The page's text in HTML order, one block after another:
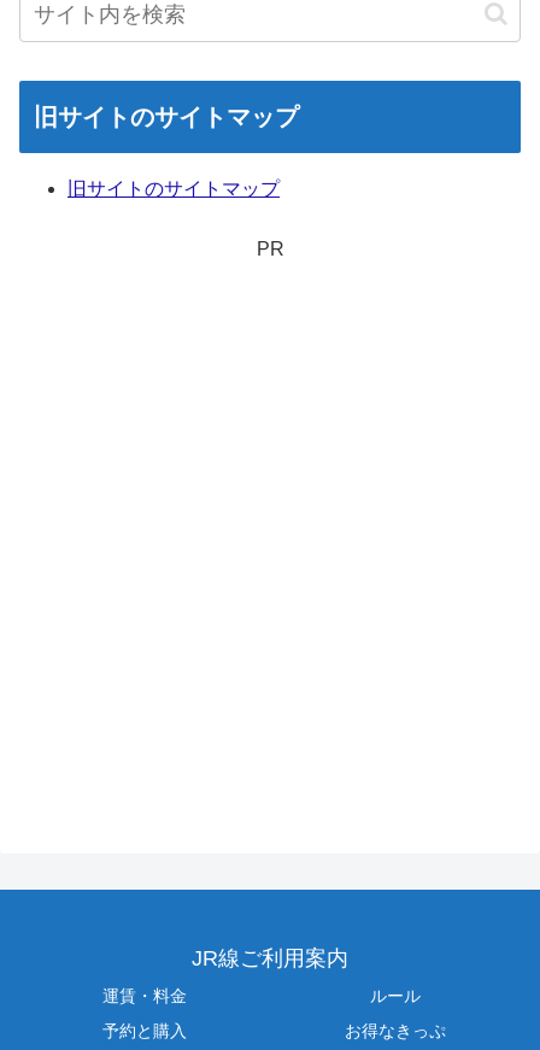
旧サイトのサイトマップ
旧サイトのサイトマップ
PR
JR線ご利用案内
運賃・料金
ルール
予約と購入
お得なきっぷ